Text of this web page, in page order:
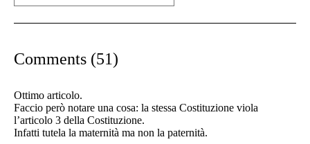
Comments (51)
Ottimo articolo.
Faccio però notare una cosa: la stessa Costituzione viola
l’articolo 3 della Costituzione.
Infatti tutela la maternità ma non la paternità.